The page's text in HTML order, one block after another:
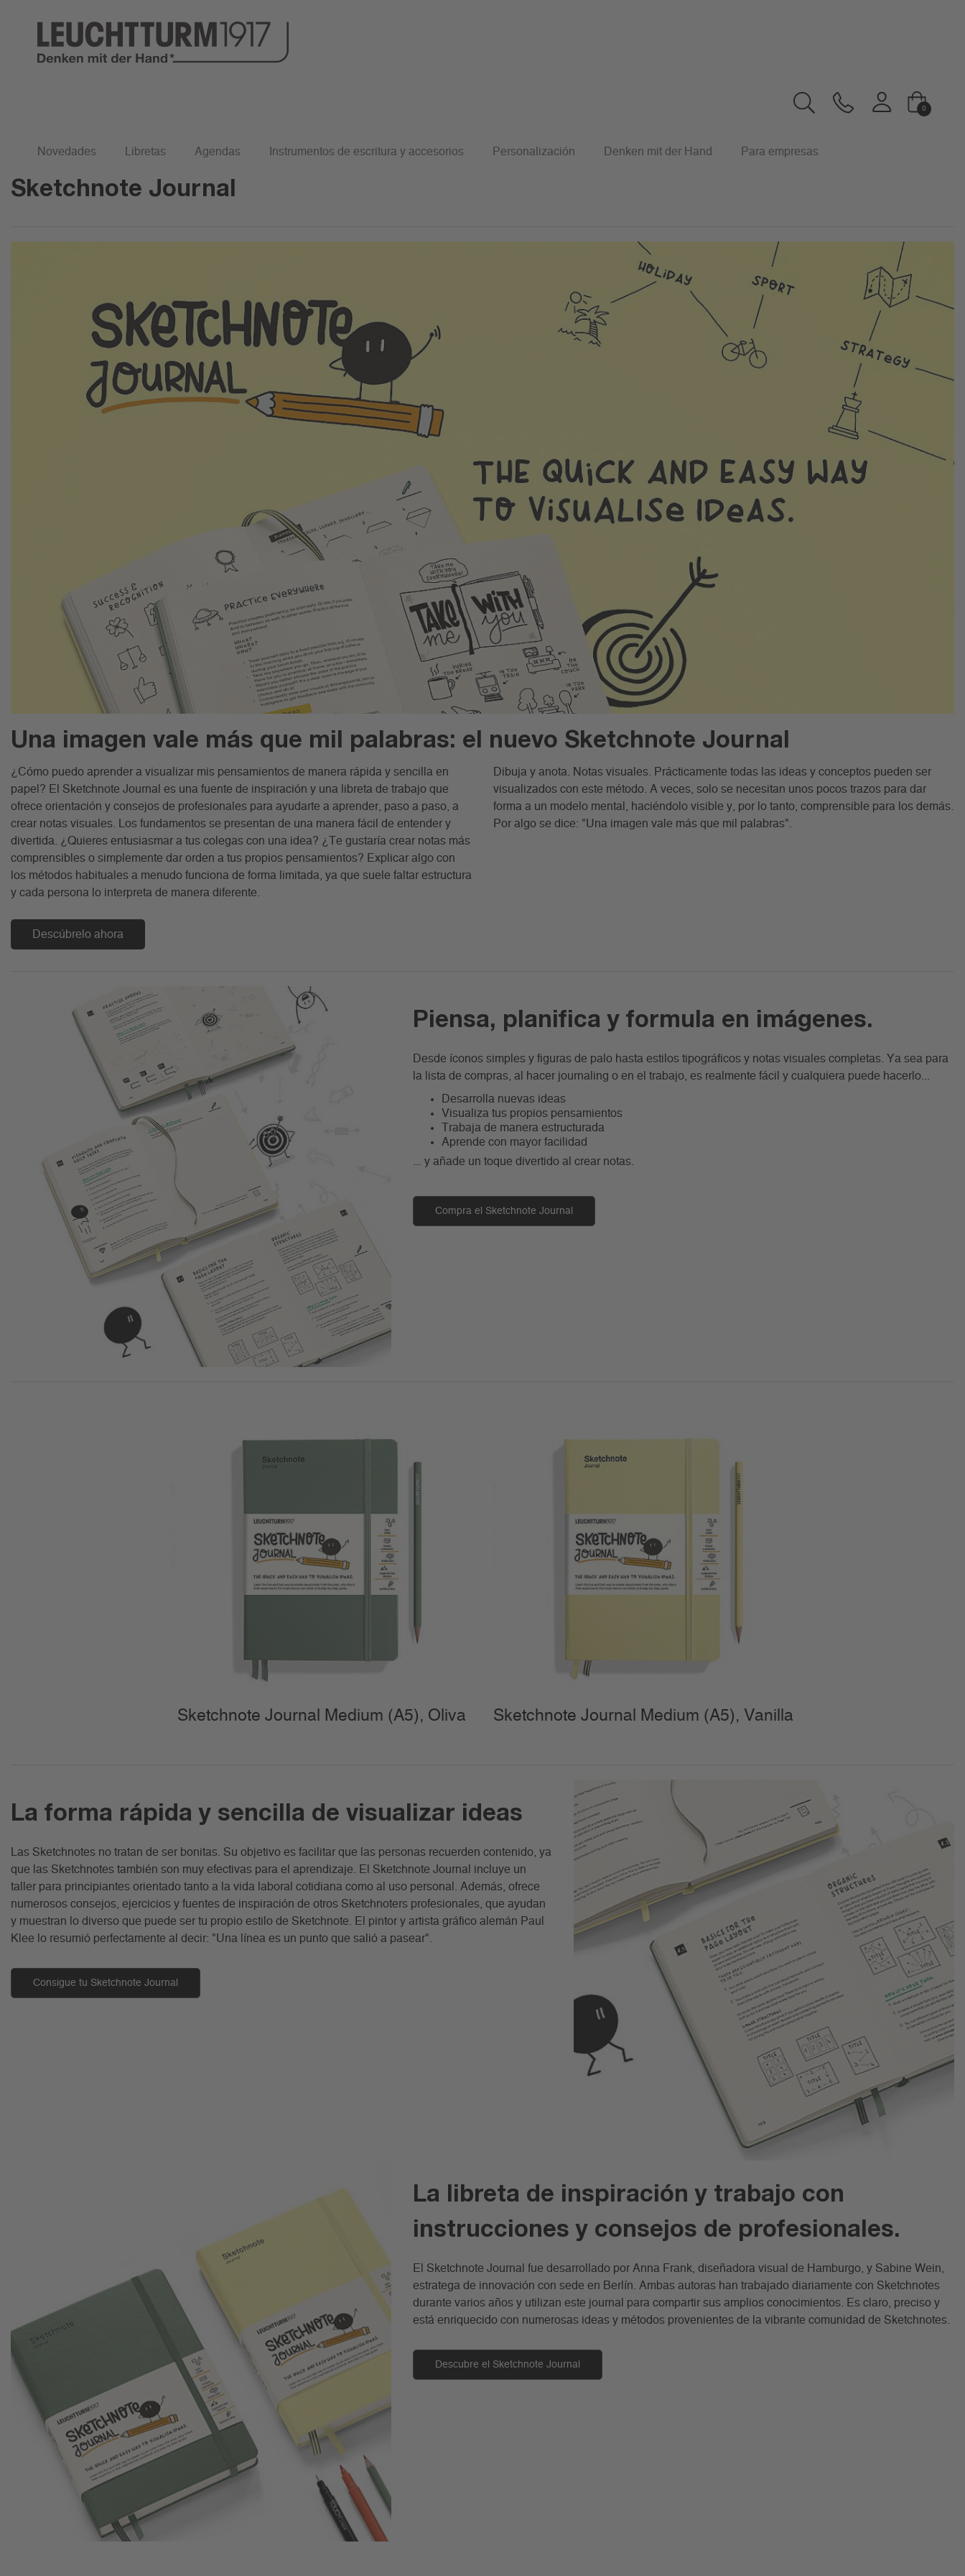
0
Novedades Libretas Agendas Instrumentos de escritura y accesorios Personalización Denken mit der Hand Para empresas
Journals Sketchnote Journal
Sketchnote Journal
Sketchnote Journal
Una imagen vale más que mil palabras: el nuevo Sketchnote Journal
¿Cómo puedo aprender a visualizar mis pensamientos de manera rápida y sencilla en
papel? El Sketchnote Journal es una fuente de inspiración y una libreta de trabajo que
ofrece orientación y consejos de profesionales para ayudarte a aprender, paso a paso, a
crear notas visuales. Los fundamentos se presentan de una manera fácil de entender y
divertida. ¿Quieres entusiasmar a tus colegas con una idea? ¿Te gustaría crear notas más
comprensibles o simplemente dar orden a tus propios pensamientos? Explicar algo con
los métodos habituales a menudo funciona de forma limitada, ya que suele faltar estructura
y cada persona lo interpreta de manera diferente.
Dibuja y anota. Notas visuales. Prácticamente todas las ideas y conceptos pueden ser
visualizados con este método. A veces, solo se necesitan unos pocos trazos para dar
forma a un modelo mental, haciéndolo visible y, por lo tanto, comprensible para los demás.
Por algo se dice: "Una imagen vale más que mil palabras".
Descúbrelo ahora
Piensa, planifica y formula en imágenes.
Desde íconos simples y figuras de palo hasta estilos tipográficos y notas visuales completas. Ya sea para
la lista de compras, al hacer journaling o en el trabajo, es realmente fácil y cualquiera puede hacerlo...
Desarrolla nuevas ideas
Visualiza tus propios pensamientos
Trabaja de manera estructurada
Aprende con mayor facilidad
... y añade un toque divertido al crear notas.
Compra el Sketchnote Journal
Sketchnote Journal Medium (A5), Oliva Sketchnote Journal Medium (A5), Vanilla
La forma rápida y sencilla de visualizar ideas
Las Sketchnotes no tratan de ser bonitas. Su objetivo es facilitar que las personas recuerden contenido, ya
que las Sketchnotes también son muy efectivas para el aprendizaje. El Sketchnote Journal incluye un
taller para principiantes orientado tanto a la vida laboral cotidiana como al uso personal. Además, ofrece
numerosos consejos, ejercicios y fuentes de inspiración de otros Sketchnoters profesionales, que ayudan
y muestran lo diverso que puede ser tu propio estilo de Sketchnote. El pintor y artista gráfico alemán Paul
Klee lo resumió perfectamente al decir: "Una línea es un punto que salió a pasear".
Consigue tu Sketchnote Journal
La libreta de inspiración y trabajo con
instrucciones y consejos de profesionales.
El Sketchnote Journal fue desarrollado por Anna Frank, diseñadora visual de Hamburgo, y Sabine Wein,
estratega de innovación con sede en Berlín. Ambas autoras han trabajado diariamente con Sketchnotes
durante varios años y utilizan este journal para compartir sus amplios conocimientos. Es claro, preciso y
está enriquecido con numerosas ideas y métodos provenientes de la vibrante comunidad de Sketchnotes.
Descubre el Sketchnote Journal